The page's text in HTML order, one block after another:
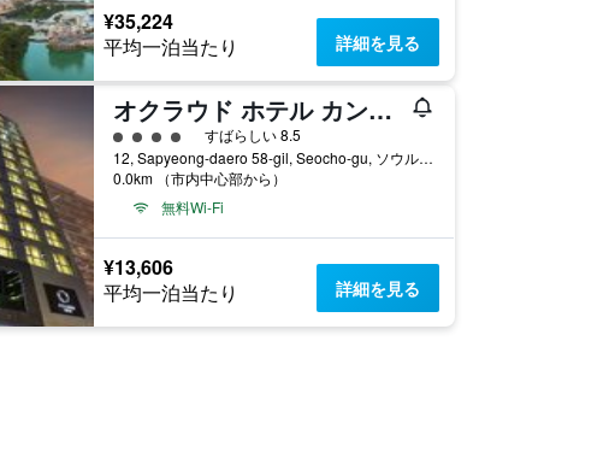
¥35,224
平均一泊当たり 詳細を見る
オクラウド ホテル カンナム
4​クラス評価すばらしい 8.5
12, Sapyeong-daero 58-gil, Seocho-gu, ソウル, 韓国
0.0km （市内中心部から）
無料Wi-Fi
¥13,606
平均一泊当たり 詳細を見る